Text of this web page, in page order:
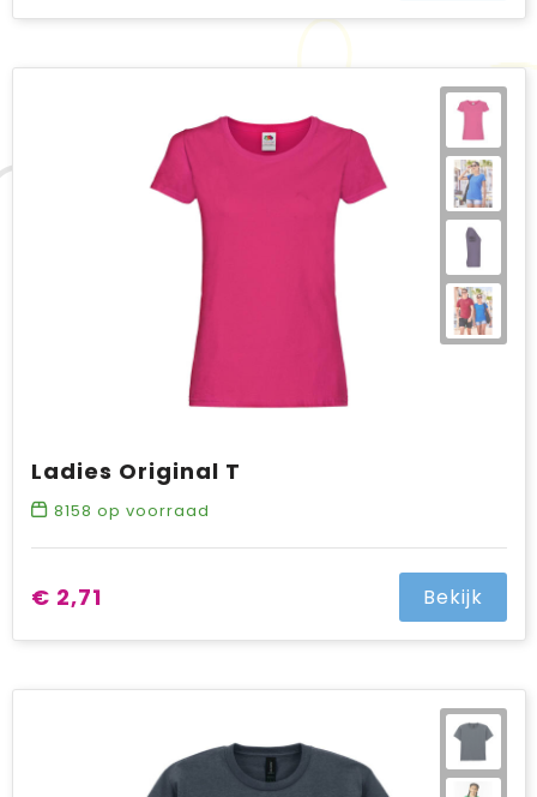
Ladies Original T
8158 op voorraad
€ 2,71 Bekijk